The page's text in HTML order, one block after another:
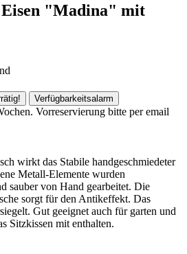
Eisen "Madina" mit
Verfügbarkeitsalarm
Vorreservierung bitte per email
wirkt das Stabile handgeschmiedeter
Metall-Elemente wurden
sauber von Hand gearbeitet. Die
sorgt für den Antikeffekt. Das
Gut geeignet auch für garten und
Sitzkissen mit enthalten.